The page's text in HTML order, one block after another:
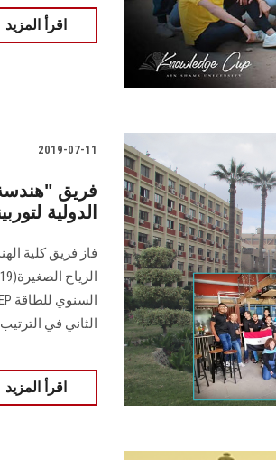
اقرأ المزيد
2019-07-11
فريق
الدولية
الثاني في الترتيب
اقرأ المزيد